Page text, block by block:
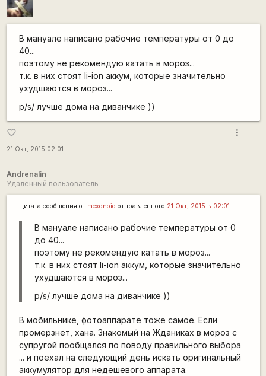
В мануале написано рабочие температуры от 0 до
40...
поэтому не рекомендую катать в мороз...
т.к. в них стоят li-ion аккум, которые значительно
ухудшаются в мороз...
p/s/ лучше дома на диванчике ))
favorite_border
21 Окт, 2015 02:01
more_vert
Andrenalin
Удалённый пользователь
Цитата сообщения от mexonoid отправленного 21 Окт, 2015 в 02:01
В мануале написано рабочие температуры от 0
до 40...
поэтому не рекомендую катать в мороз...
т.к. в них стоят li-ion аккум, которые значительно
ухудшаются в мороз...
p/s/ лучше дома на диванчике ))
В мобильнике, фотоаппарате тоже самое. Если
промерзнет, хана. Знакомый на Жданиках в мороз с
супругой пообщался по поводу правильного выбора
... и поехал на следующий день искать оригинальный
аккумулятор для недешевого аппарата.